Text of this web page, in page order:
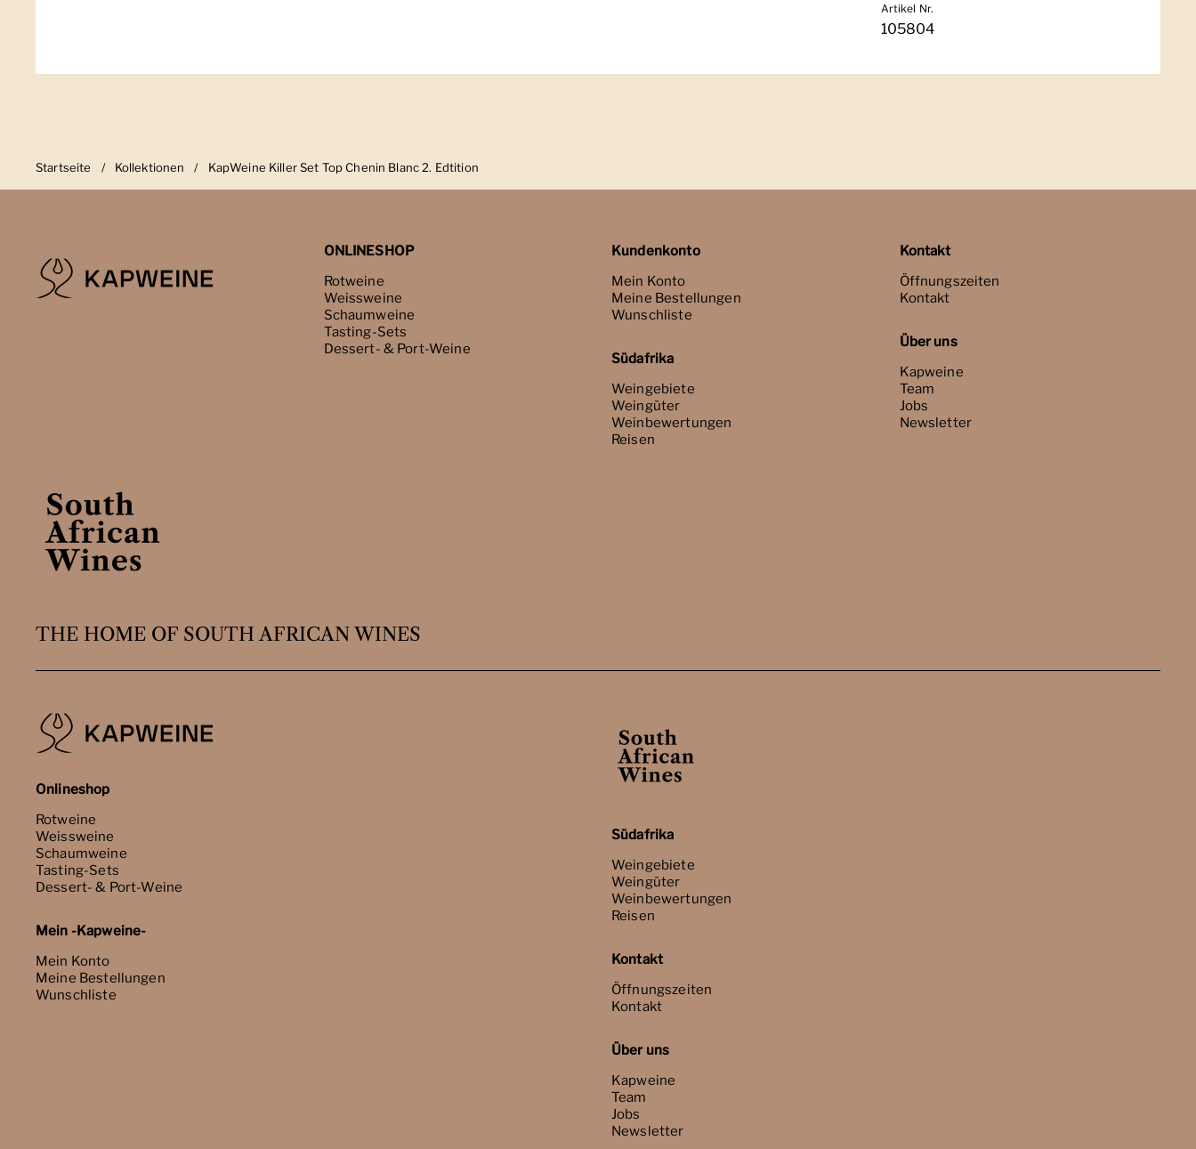
Artikel Nr.
105804
Startseite / Kollektionen / KapWeine Killer Set Top Chenin Blanc 2. Edtition
ONLINESHOP
Rotweine
Weissweine
Schaumweine
Tasting-Sets
Dessert- & Port-Weine
Kundenkonto
Mein Konto
Meine Bestellungen
Wunschliste
Südafrika
Weingebiete
Weingüter
Weinbewertungen
Reisen
Kontakt
Öffnungszeiten
Kontakt
Über uns
Kapweine
Team
Jobs
Newsletter
THE HOME OF SOUTH AFRICAN WINES
Onlineshop
Rotweine
Weissweine
Schaumweine
Tasting-Sets
Dessert- & Port-Weine
Mein -Kapweine-
Mein Konto
Meine Bestellungen
Wunschliste
Südafrika
Weingebiete
Weingüter
Weinbewertungen
Reisen
Kontakt
Öffnungszeiten
Kontakt
Über uns
Kapweine
Team
Jobs
Newsletter